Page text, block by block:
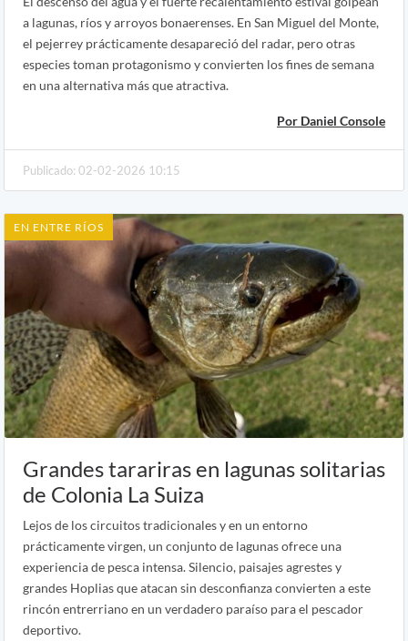
a lagunas, ríos y arroyos bonaerenses. En San Miguel del Monte,
el pejerrey prácticamente desapareció del radar, pero otras
especies toman protagonismo y convierten los fines de semana
en una alternativa más que atractiva.
Por Daniel Console
Publicado: 02-02-2026 10:15
EN ENTRE RÍOS
Grandes tarariras en lagunas solitarias
de Colonia La Suiza
Lejos de los circuitos tradicionales y en un entorno
prácticamente virgen, un conjunto de lagunas ofrece una
experiencia de pesca intensa. Silencio, paisajes agrestes y
grandes Hoplias que atacan sin desconfianza convierten a este
rincón entrerriano en un verdadero paraíso para el pescador
deportivo.